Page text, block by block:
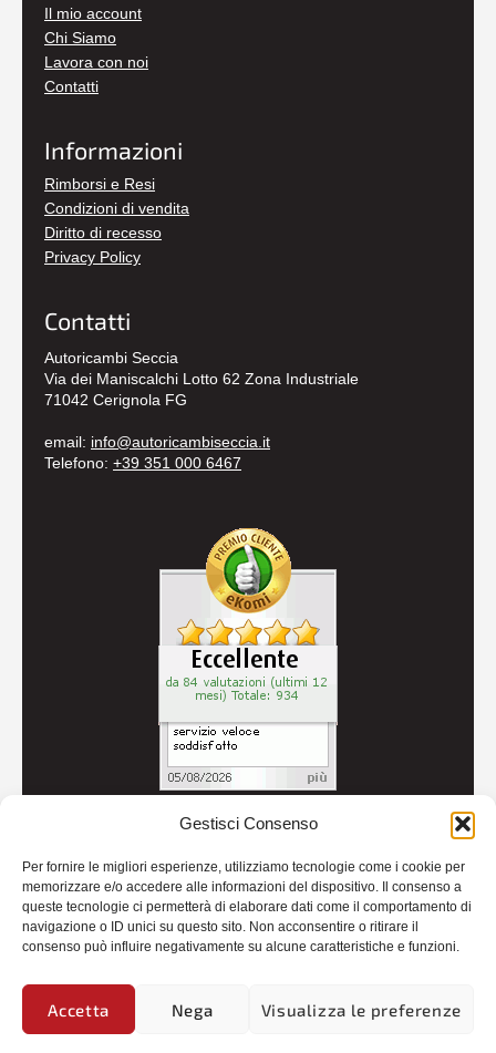
Gestisci Consenso
Per fornire le migliori esperienze, utilizziamo tecnologie come i cookie per
memorizzare e/o accedere alle informazioni del dispositivo. Il consenso a
queste tecnologie ci permetterà di elaborare dati come il comportamento di
navigazione o ID unici su questo sito. Non acconsentire o ritirare il
consenso può influire negativamente su alcune caratteristiche e funzioni.
Accetta Nega Visualizza le preferenze
Il mio account
Chi Siamo
Lavora con noi
Contatti
Informazioni
Rimborsi e Resi
Condizioni di vendita
Diritto di recesso
Privacy Policy
Contatti
Autoricambi Seccia
Via dei Maniscalchi Lotto 62 Zona Industriale
71042 Cerignola FG
email: info@autoricambiseccia.it
Telefono: +39 351 000 6467
Credits